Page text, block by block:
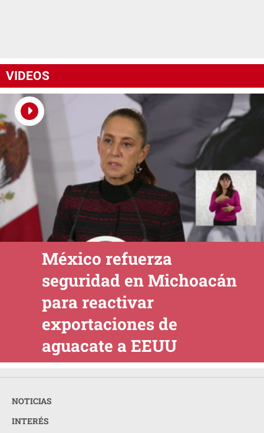
VIDEOS
México refuerza
seguridad en Michoacán
para reactivar
exportaciones de
aguacate a EEUU
NOTICIAS
INTERÉS